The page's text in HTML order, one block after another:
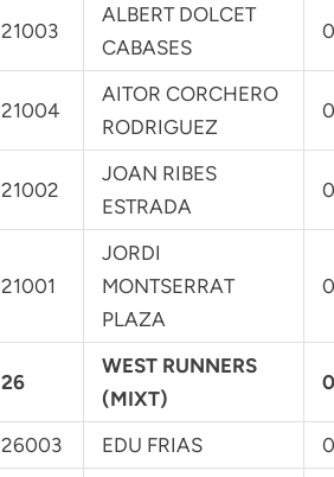
21003
ALBERT DOLCET
CABASES
21004
AITOR CORCHERO
RODRIGUEZ
21002
JOAN RIBES
ESTRADA
21001
JORDI
MONTSERRAT
PLAZA
26
WEST RUNNERS
(MIXT)
26003 EDU FRIAS